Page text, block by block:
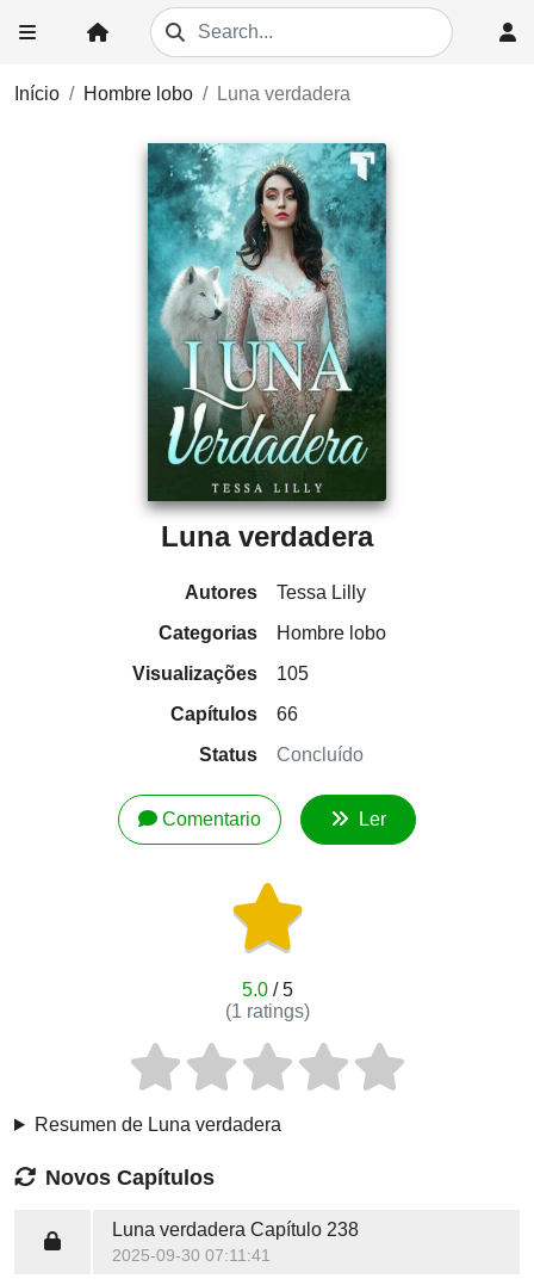
Início Hombre lobo Luna verdadera
Luna verdadera
Autores
Tessa Lilly
Categorias
Hombre lobo
Visualizações
105
Capítulos
66
Status
Concluído
Comentario Ler
5.0/ 5
(1 ratings)
Resumen de Luna verdadera
Novos Capítulos
Luna verdadera Capítulo 238
2025-09-30 07:11:41